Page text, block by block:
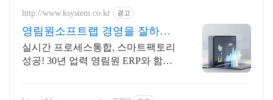
http://www.ksystem.co.kr 광고
영림원소프트랩 경영을 잘하게
전업종 다수 레퍼런스 보유
실시간 프로세스통합, 스마트팩토리
성공! 30년 업력 영림원 ERP와 함께